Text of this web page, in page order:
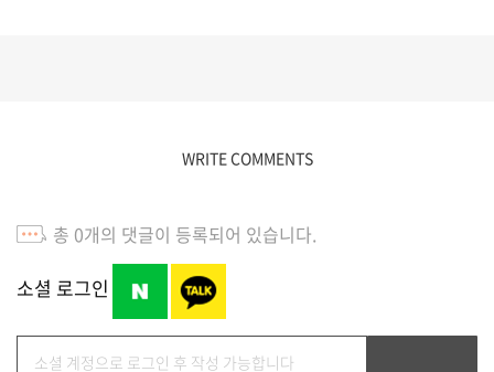
WRITE COMMENTS
총 0개의 댓글이 등록되어 있습니다.
소셜 로그인